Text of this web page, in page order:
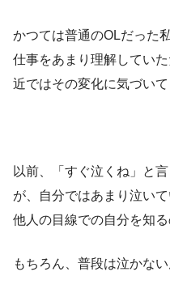
かつては普通のOLだった
仕事をあまり理解してい
近ではその変化に気づいて
以前、「すぐ泣くね」と
が、自分ではあまり泣い
他人の目線での自分を知る
もちろん、普段は泣かない